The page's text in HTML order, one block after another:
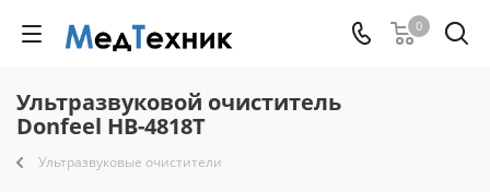
0
Ультразвуковой очиститель
Donfeel HB-4818T
Ультразвуковые очистители